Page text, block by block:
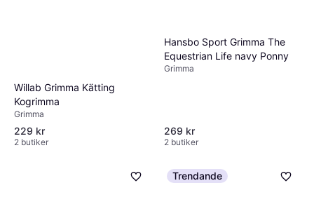
Willab Grimma Kätting
Kogrimma
Grimma
229 kr
2 butiker
Hansbo Sport Grimma The
Equestrian Life navy Ponny
Grimma
269 kr
2 butiker
Trendande